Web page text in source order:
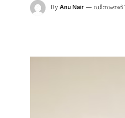
By Anu Nair ഡിസംബർ